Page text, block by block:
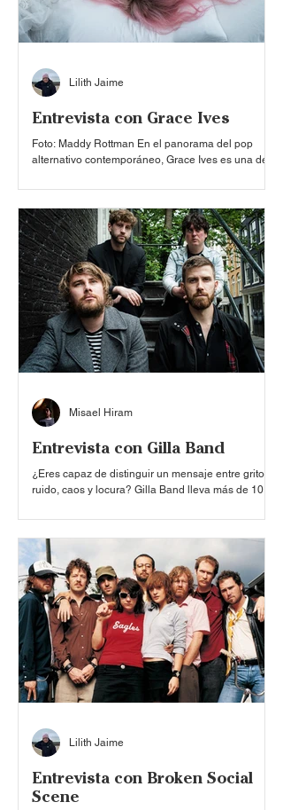
Entrevista con Grace Ives
Foto: Maddy Rottman En el panorama del pop
alternativo contemporáneo, Grace Ives es una de
generación. Con una propuesta que combina lo
íntimo y lo experimental, su música no solo
destaca por su sensibilidad sonora, sino también
por la profundidad emocional que atraviesa cada
una de sus canciones. A lo largo de su carrera,
Ives ha explorado temas como el cambio personal,
la vulnerabilidad, las relaciones y la búsqueda de
identidad, co
Lilith Jaime
Entrevista con Gilla Band
¿Eres capaz de distinguir un mensaje entre gritos,
ruido, caos y locura? Gilla Band lleva más de 10
mediante las formas más viscerales posibles. Y
aunque a sus oídos, para ellos actualmente nada
es muy estruendoso, continúan en la búsqueda de
crear sonidos que los reten en todo sentido: desde
que se levantan para ir al estudio hasta cuando
deciden que una canción está “en su punto”. El
grupo irlandés, conformado por Dara Kiely (voz
Misael Hiram
Entrevista con Broken Social
Scene
Lilith Jaime